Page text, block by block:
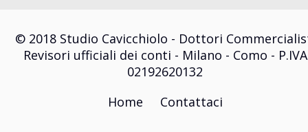
© 2018 Studio Cavicchiolo - Dottori
Revisori ufficiali dei conti - Milano - Como - P.IVA
02192620132
Home
Contattaci